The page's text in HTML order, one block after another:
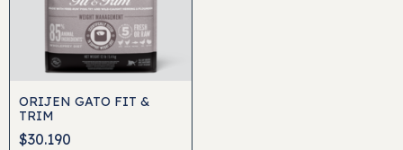
ORIJEN GATO FIT &
TRIM
$30.190